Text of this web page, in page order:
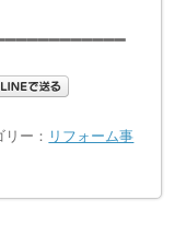
ー： リフォーム事